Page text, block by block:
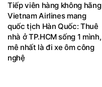
Tiếp viên hàng không hãng
Vietnam Airlines mang
quốc tịch Hàn Quốc: Thuê
nhà ở TP.HCM sống 1 mình,
mê nhất là đi xe ôm công
nghệ